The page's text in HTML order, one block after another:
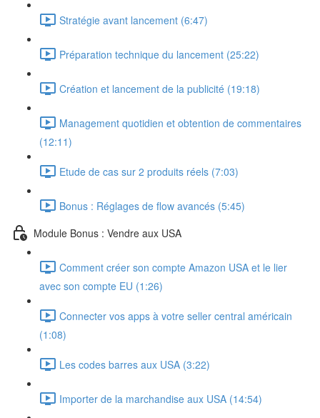
Stratégie avant lancement (6:47)
Préparation technique du lancement (25:22)
Création et lancement de la publicité (19:18)
Management quotidien et obtention de commentaires
(12:11)
Etude de cas sur 2 produits réels (7:03)
Bonus : Réglages de flow avancés (5:45)
Module Bonus : Vendre aux USA
Comment créer son compte Amazon USA et le lier
avec son compte EU (1:26)
Connecter vos apps à votre seller central américain
(1:08)
Les codes barres aux USA (3:22)
Importer de la marchandise aux USA (14:54)